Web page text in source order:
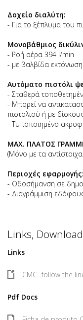
Δοχείο διαλύτη:
- Για το ξέπλυμα του
Μονοβάθμιος
- Ροή αέρα 394 l/min
- με βαλβίδα
Αυτόματο πιστόλι
- Σταθερά
- Μπορεί να
πιστολιού ή με
- Τυποποιημένο
MAX. ΠΛΑΤΟΣ
(Μόνο με τα
Περιοχές εφαρμογής:
- Οδοσήμανση σε
- Διαγράμμιση
Links,
Links
CMC...follow the
Pdf Docs